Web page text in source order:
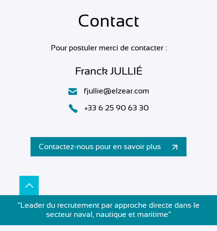
Contact
Pour postuler merci de contacter :
Franck JULLIÉ
fjullie@elzear.com
+33 6 25 90 63 30
Contactez-nous pour en savoir plus
”Leader du recrutement par approche directe dans le
secteur naval, nautique et maritime”